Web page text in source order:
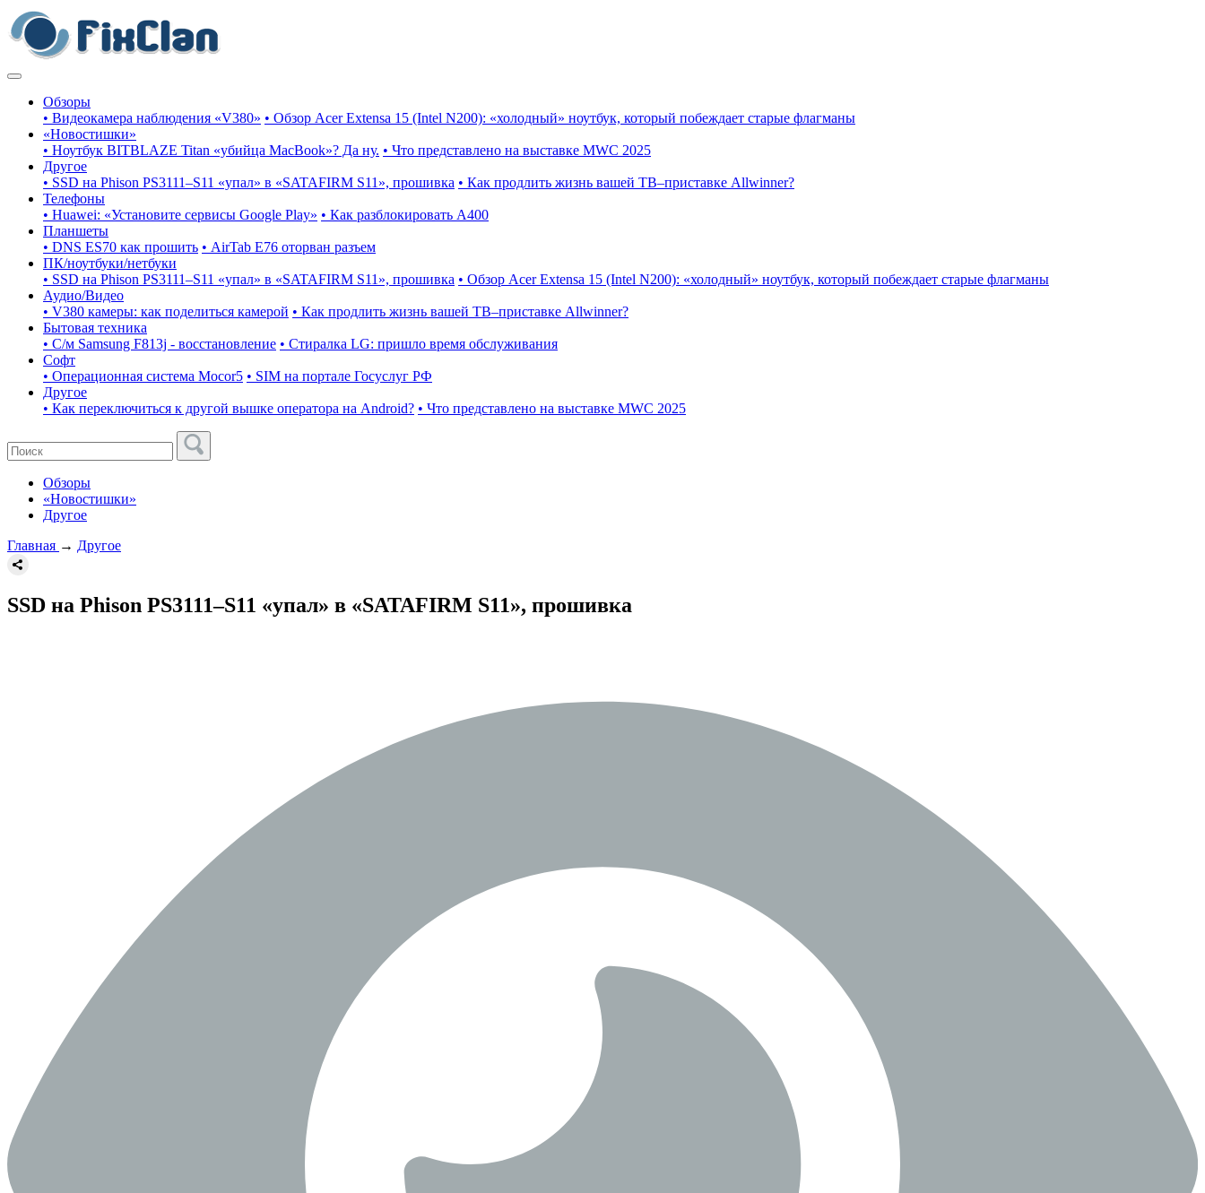
Обзоры
• Видеокамера наблюдения «V380» • Обзор Acer Extensa 15 (Intel N200): «холодный» ноутбук, который побеждает старые флагманы
«Новостишки»
• Ноутбук BITBLAZE Titan «убийца MacBook»? Да ну. • Что представлено на выставке MWC 2025
Другое
• SSD на Phison PS3111–S11 «упал» в «SATAFIRM S11», прошивка • Как продлить жизнь вашей ТВ–приставке Allwinner?
Телефоны
• Huawei: «Установите сервисы Google Play» • Как разблокировать A400
Планшеты
• DNS ES70 как прошить • AirTab E76 оторван разъем
ПК/ноутбуки/нетбуки
• SSD на Phison PS3111–S11 «упал» в «SATAFIRM S11», прошивка • Обзор Acer Extensa 15 (Intel N200): «холодный» ноутбук, который побеждает старые флагманы
Аудио/Видео
• V380 камеры: как поделиться камерой • Как продлить жизнь вашей ТВ–приставке Allwinner?
Бытовая техника
• С/м Samsung F813j - восстановление • Стиралка LG: пришло время обслуживания
Софт
• Операционная система Mocor5 • SIM на портале Госуслуг РФ
Другое
• Как переключиться к другой вышке оператора на Android? • Что представлено на выставке MWC 2025
Обзоры
«Новостишки»
Другое
Главная → Другое
SSD на Phison PS3111–S11 «упал» в «SATAFIRM S11», прошивка